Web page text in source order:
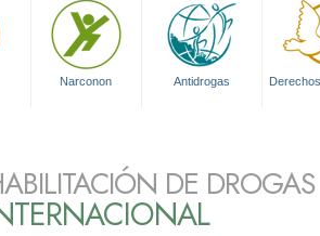
Narconon Antidrogas
DE DROGAS